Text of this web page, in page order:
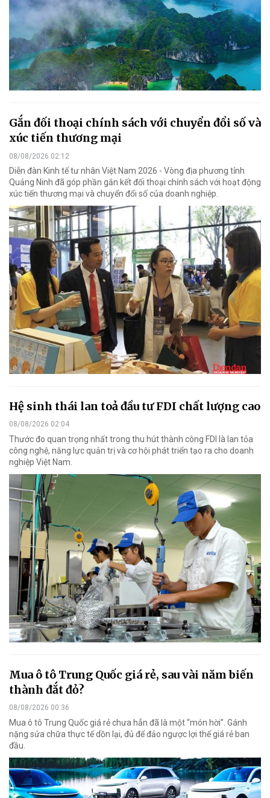
Gắn đối thoại chính sách với chuyển đổi số và
xúc tiến thương mại
08/08/2026 02:12
Diễn đàn Kinh tế tư nhân Việt Nam 2026 - Vòng địa phương tỉnh
Quảng Ninh đã góp phần gắn kết đối thoại chính sách với hoạt động
xúc tiến thương mại và chuyển đổi số của doanh nghiệp.
Hệ sinh thái lan toả đầu tư FDI chất lượng cao
08/08/2026 02:04
Thước đo quan trọng nhất trong thu hút thành công FDI là lan tỏa
công nghệ, năng lực quản trị và cơ hội phát triển tạo ra cho doanh
nghiệp Việt Nam.
Mua ô tô Trung Quốc giá rẻ, sau vài năm biến
thành đắt đỏ?
08/08/2026 00:36
Mua ô tô Trung Quốc giá rẻ chưa hẳn đã là một “món hời”. Gánh
nặng sửa chữa thực tế dồn lại, đủ để đảo ngược lợi thế giá rẻ ban
đầu.